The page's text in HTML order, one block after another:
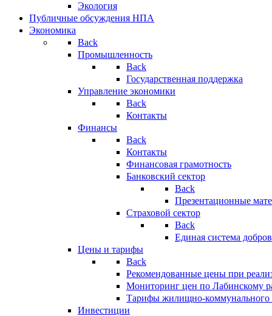
Экология
Публичные обсуждения НПА
Экономика
Back
Промышленность
Back
Государственная поддержка
Управление экономики
Back
Контакты
Финансы
Back
Контакты
Финансовая грамотность
Банковский сектор
Back
Презентационные
Страховой сектор
Back
Единая система
Цены и тарифы
Back
Рекомендованные цены при
Мониторинг цен по Лабинскому
Тарифы жилищно-коммунального
Инвестиции